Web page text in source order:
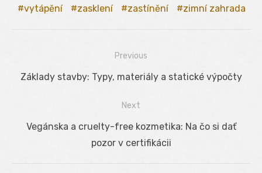
vytápění
zasklení zastínění zimní zahrada
Navigácia
Previous
Previous
Základy stavby: Typy, materiály a statické výpočty
Next
Next
Vegánska a cruelty-free kozmetika: Na čo si dať
pozor v certifikácii